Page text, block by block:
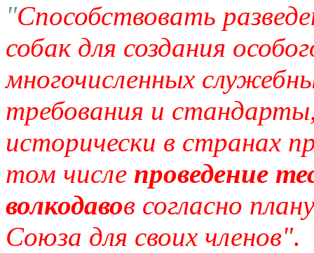
"Способствовать
собак для создания
многочисленных
требования и
исторически в странах
том числе проведение
волкодавов согласно
Союза для своих членов".